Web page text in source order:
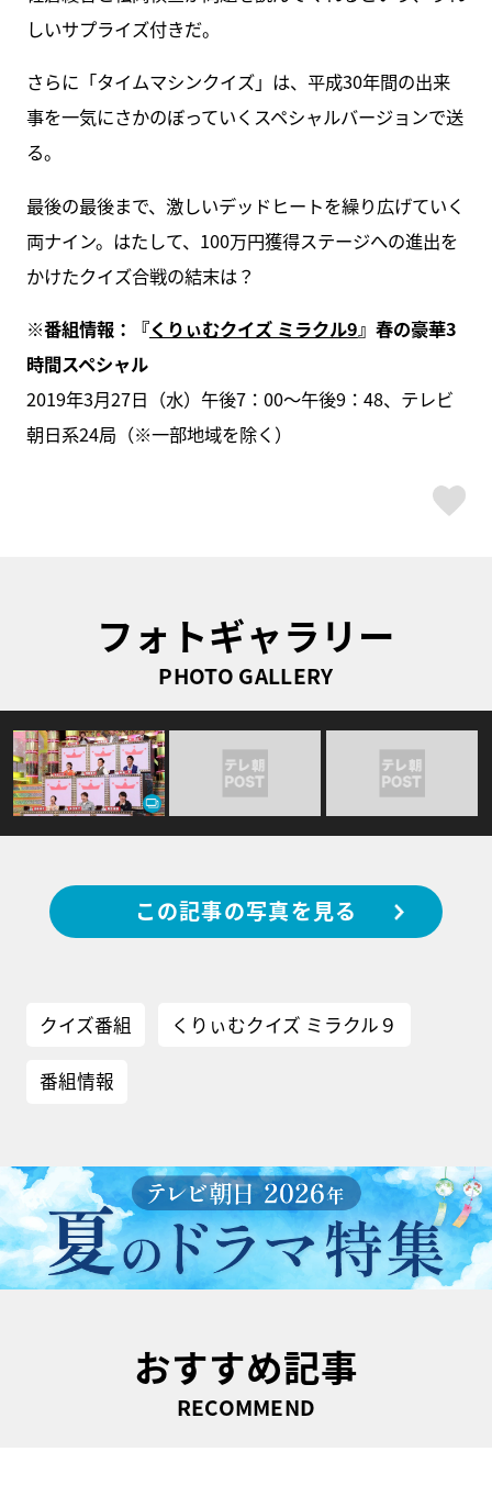
しいサプライズ付きだ。
さらに「タイムマシンクイズ」は、平成30年間の出来
事を一気にさかのぼっていくスペシャルバージョンで送
る。
最後の最後まで、激しいデッドヒートを繰り広げていく
両ナイン。はたして、100万円獲得ステージへの進出を
かけたクイズ合戦の結末は？
※番組情報：『くりぃむクイズ ミラクル9』春の豪華3
時間スペシャル
2019年3月27日（水）午後7：00～午後9：48、テレビ
朝日系24局（※一部地域を除く）
フォトギャラリー
PHOTO GALLERY
この記事の写真を見る
クイズ番組 くりぃむクイズ ミラクル９
番組情報
おすすめ記事
RECOMMEND